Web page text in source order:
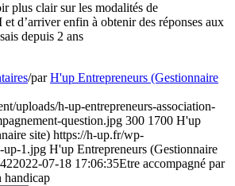
plus clair sur les modalités de
d’arriver enfin à obtenir des réponses aux
depuis 2 ans
/parH'up Entrepreneurs (Gestionnaire
uploads/h-up-entrepreneurs-association-
question.jpg 300 1700 H'up
site) https://h-up.fr/wp-
up-1.jpg H'up Entrepreneurs (Gestionnaire
2022-07-18 17:06:35Etre accompagné par
handicap